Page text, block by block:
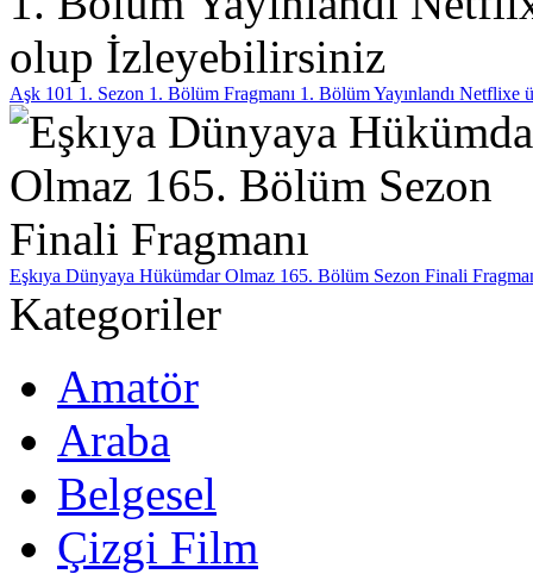
Aşk 101 1. Sezon 1. Bölüm Fragmanı 1. Bölüm Yayınlandı
Eşkıya Dünyaya Hükümdar Olmaz 165. Bölüm Sezon Finali
Kategoriler
Amatör
Araba
Belgesel
Çizgi Film